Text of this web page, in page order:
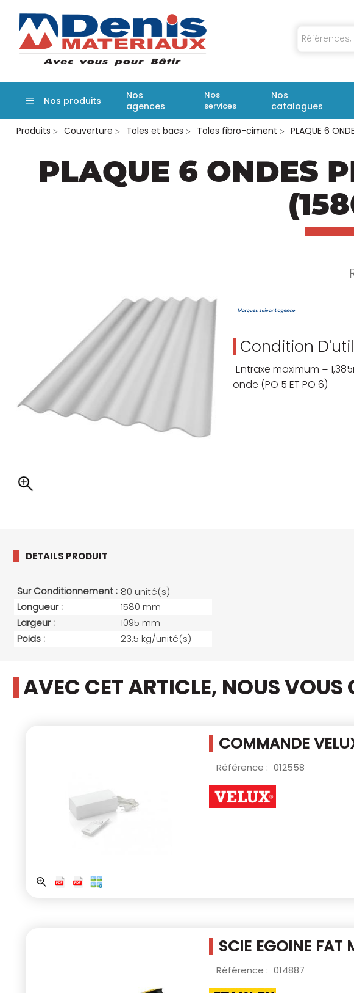
Aller
principal
Nos produits
Nos
agences
Nos
services
Nos
catalogues
Produits
Couverture Toles et bacs Toles fibro-ciment PLAQUE 6
PLAQUE 6 ONDES
Condition
Entraxe maximum =
onde (PO 5 ET PO 6)
DETAILS PRODUIT
Sur Conditionnement : 80 unité(s)
Longueur :
1580 mm
Largeur :
1095 mm
Poids :
23.5 kg/unité(s)
AVEC CET ARTICLE, NOUS VOUS
COMMANDE
Référence : 012558
SCIE EGOINE
Référence : 014887